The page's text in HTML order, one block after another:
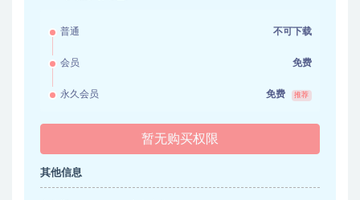
普通 不可下载
会员 免费
永久会员 免费 推荐
暂无购买权限
其他信息